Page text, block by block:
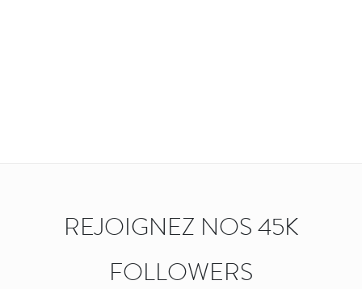
REJOIGNEZ NOS 45K
FOLLOWERS